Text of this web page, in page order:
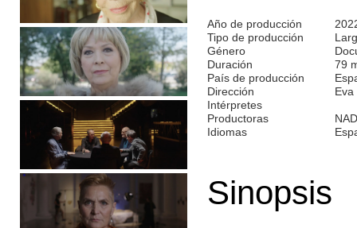
Año de producción
Tipo de producción
Género
Duración
79
País de producción
Dirección
Eva
Intérpretes
Productoras
Idiomas
Sinopsis